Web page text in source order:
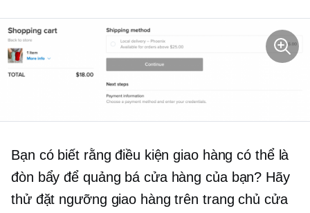
Bạn có biết rằng điều kiện giao hàng có thể là
đòn bẩy để quảng bá cửa hàng của bạn? Hãy
thử đặt ngưỡng giao hàng trên trang chủ cửa